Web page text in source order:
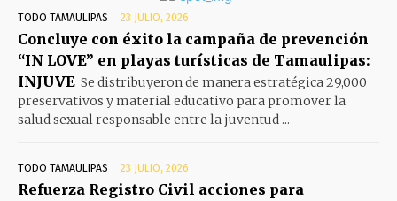
TODO TAMAULIPAS 23 JULIO, 2026
Concluye con éxito la campaña de prevención
“IN LOVE” en playas turísticas de Tamaulipas:
INJUVE Se distribuyeron de manera estratégica 29,000
preservativos y material educativo para promover la
salud sexual responsable entre la juventud ...
TODO TAMAULIPAS 23 JULIO, 2026
Refuerza Registro Civil acciones para